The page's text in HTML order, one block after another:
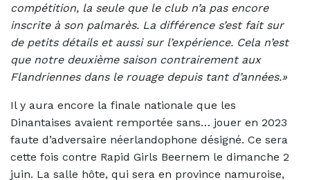
compétition, la seule que le club n’a pas encore
inscrite à son palmarès. La différence s’est fait sur
de petits détails et aussi sur l’expérience. Cela n’est
que notre deuxième saison contrairement aux
Flandriennes dans le rouage depuis tant d’années.»
Il y aura encore la finale nationale que les
Dinantaises avaient remportée sans… jouer en 2023
faute d’adversaire néerlandophone désigné. Ce sera
cette fois contre Rapid Girls Beernem le dimanche 2
juin. La salle hôte, qui sera en province namuroise,